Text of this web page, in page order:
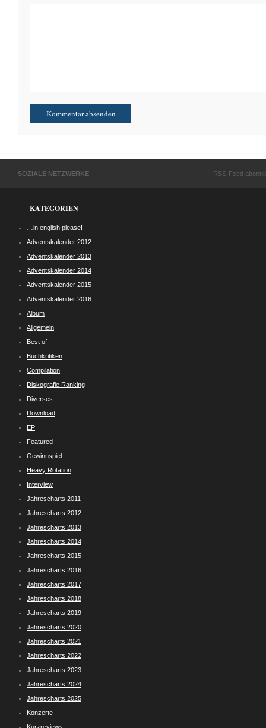
SOZIALE NETZWERKE RSS-Feed
KATEGORIEN
…in english please!
Adventskalender 2012
Adventskalender 2013
Adventskalender 2014
Adventskalender 2015
Adventskalender 2016
Album
Allgemein
Best of
Buchkritiken
Compilation
Diskografie Ranking
Diverses
Download
EP
Featured
Gewinnspiel
Heavy Rotation
Interview
Jahrescharts 2011
Jahrescharts 2012
Jahrescharts 2013
Jahrescharts 2014
Jahrescharts 2015
Jahrescharts 2016
Jahrescharts 2017
Jahrescharts 2018
Jahrescharts 2019
Jahrescharts 2020
Jahrescharts 2021
Jahrescharts 2022
Jahrescharts 2023
Jahrescharts 2024
Jahrescharts 2025
Konzerte